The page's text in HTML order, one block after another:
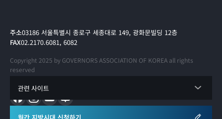
관련 사이트
주소03186 서울특별시 종로구 세종대로 149, 광화문빌딩 12층
FAX02.2170.6081, 6082
Copyright 2025 by GOVERNORS ASSOCIATION OF KOREA all rights
reserved